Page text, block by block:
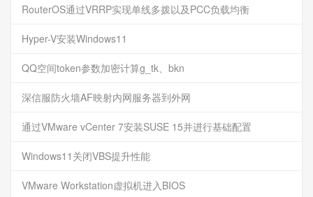
RouterOS通过VRRP实现单线多拨以及PCC负载均衡
Hyper-V安装Windows11
QQ空间token参数加密计算g_tk、bkn
深信服防火墙AF映射内网服务器到外网
通过VMware vCenter 7安装SUSE 15并进行基础配置
Windows11关闭VBS提升性能
VMware Workstation虚拟机进入BIOS